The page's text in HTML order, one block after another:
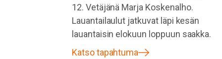
12. Vetäjänä Marja Koskenalho.
Lauantailaulut jatkuvat läpi kesän
lauantaisin elokuun loppuun saakka.
Katso tapahtuma